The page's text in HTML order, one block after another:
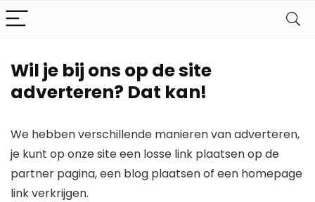
Wil je bij ons op de site
adverteren? Dat kan!
We hebben verschillende manieren van adverteren,
je kunt op onze site een losse link plaatsen op de
partner pagina, een blog plaatsen of een homepage
link verkrijgen.